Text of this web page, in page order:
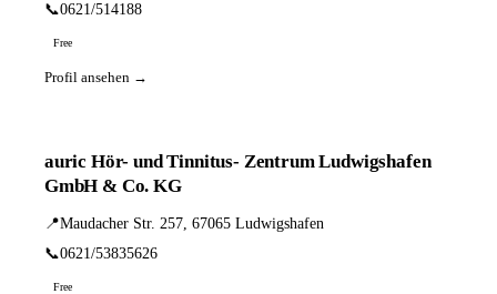
📞0621/514188
Free
Profil ansehen →
auric Hör- und Tinnitus- Zentrum Ludwigshafen
GmbH & Co. KG
📍Maudacher Str. 257, 67065 Ludwigshafen
📞0621/53835626
Free